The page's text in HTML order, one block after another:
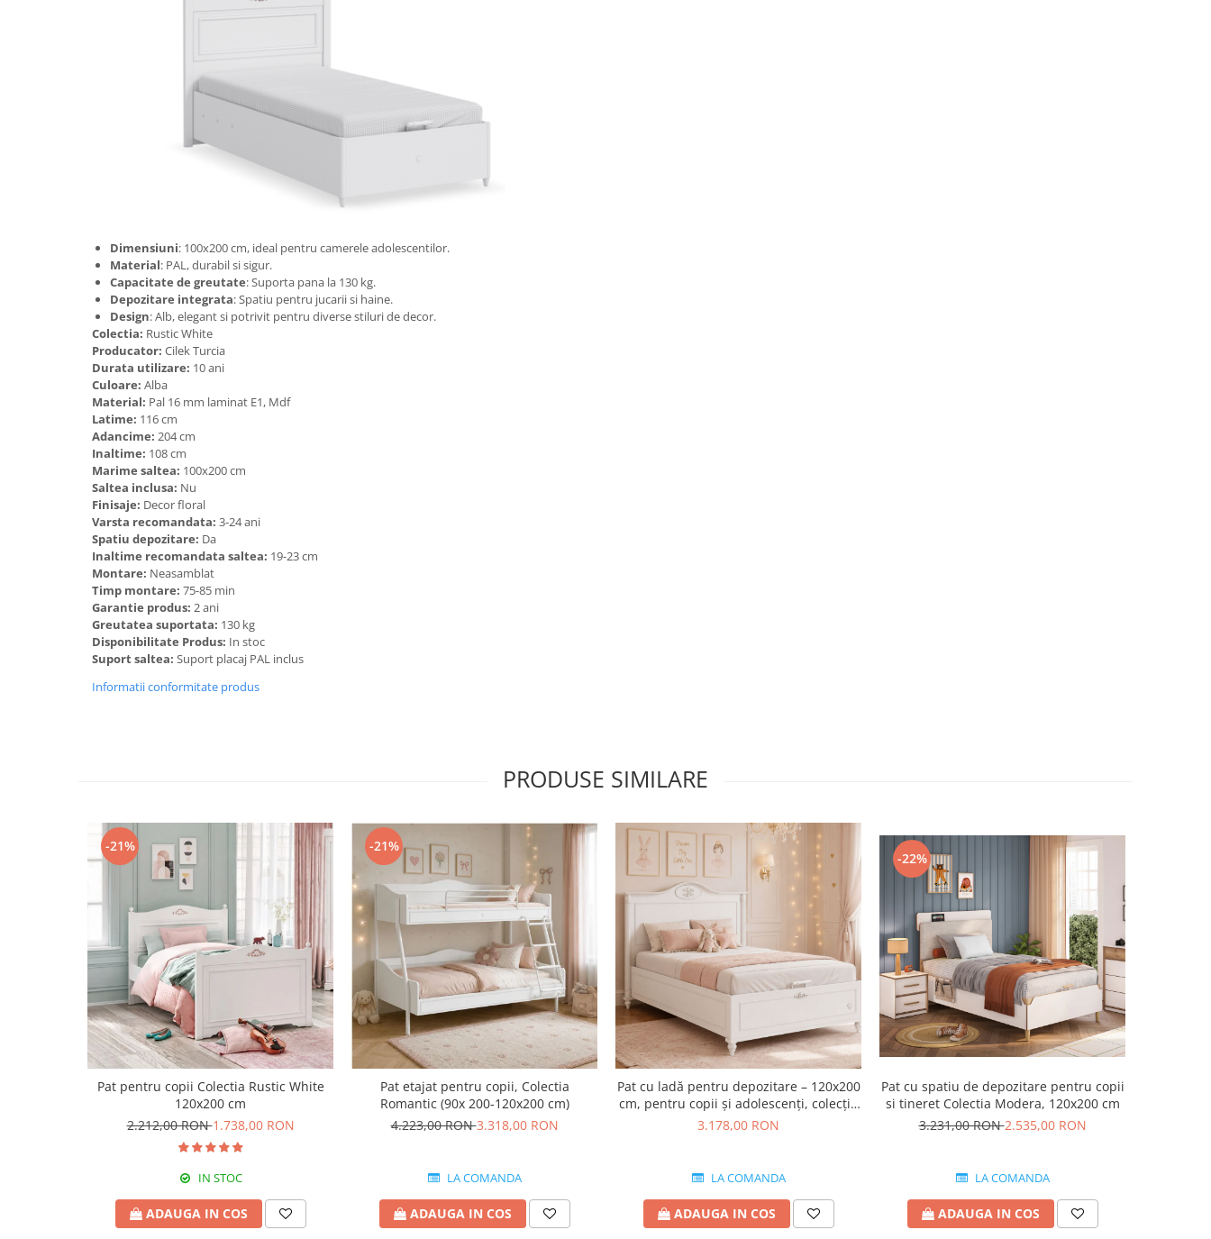
Dimensiuni: 100x200 cm, ideal pentru camerele adolescentilor.
Material: PAL, durabil si sigur.
Capacitate de greutate: Suporta pana la 130 kg.
Depozitare integrata: Spatiu pentru jucarii si haine.
Design: Alb, elegant si potrivit pentru diverse stiluri de decor.
Colectia: Rustic White
Producator: Cilek Turcia
Durata utilizare: 10 ani
Culoare: Alba
Material: Pal 16 mm laminat E1, Mdf
Latime: 116 cm
Adancime: 204 cm
Inaltime: 108 cm
Marime saltea: 100x200 cm
Saltea inclusa: Nu
Finisaje: Decor floral
Varsta recomandata: 3-24 ani
Spatiu depozitare: Da
Inaltime recomandata saltea: 19-23 cm
Montare: Neasamblat
Timp montare: 75-85 min
Garantie produs: 2 ani
Greutatea suportata: 130 kg
Disponibilitate Produs: In stoc
Suport saltea: Suport placaj PAL inclus
Informatii conformitate produs
PRODUSE SIMILARE
-21%
Pat pentru copii Colectia Rustic White
120x200 cm
2.212,00 RON1.738,00 RON
IN STOC
ADAUGA IN COS
-21%
Pat etajat pentru copii, Colectia
Romantic (90x 200-120x200 cm)
4.223,00 RON3.318,00 RON
LA COMANDA
ADAUGA IN COS
Pat cu ladă pentru depozitare – 120x200
cm, pentru copii și adolescenți, colecția
Romantic
3.178,00 RON
LA COMANDA
ADAUGA IN COS
-22%
Pat cu spatiu de depozitare pentru copii
si tineret Colectia Modera, 120x200 cm
3.231,00 RON2.535,00 RON
LA COMANDA
ADAUGA IN COS